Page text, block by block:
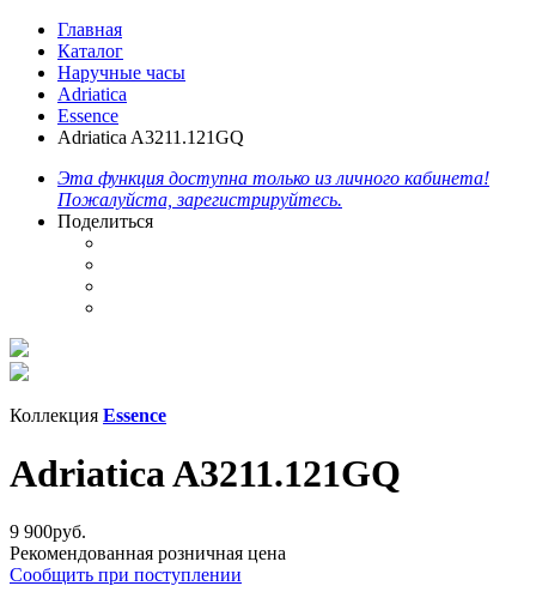
Главная
Каталог
Наручные часы
Adriatica
Essence
Adriatica A3211.121GQ
Эта функция доступна только из личного кабинета!
Пожалуйста, зарегистрируйтесь.
Поделиться
Коллекция Essence
Adriatica A3211.121GQ
9 900руб.
Рекомендованная розничная цена
Сообщить при поступлении